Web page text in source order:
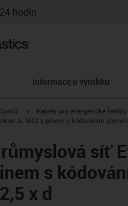
hodin
Informace o výrobku
icon-arrow-right
Domů igus-icon-arrow-right
Kabely pro energetické řetězy
A: M12 s pinem s kódováním
síť
s
x d